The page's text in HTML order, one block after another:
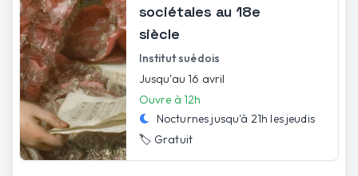
sociétales au 18e
siècle
Institut suédois
Jusqu'au 16 avril
Ouvre à 12h
Nocturnes jusqu'à 21h les jeudis
🏷️ Gratuit